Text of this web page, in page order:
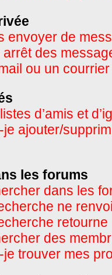
envoyer de
des
ou un
d’amis et
ajouter/
les forums
dans les
ne
des
je trouver mes